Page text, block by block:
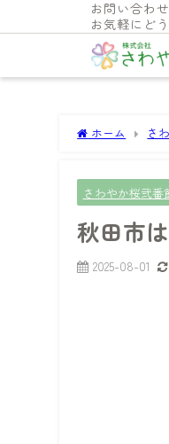
お問い合わ
お気軽にど
ホーム さ
さわやか桜弐番
秋田市
2025-08-01